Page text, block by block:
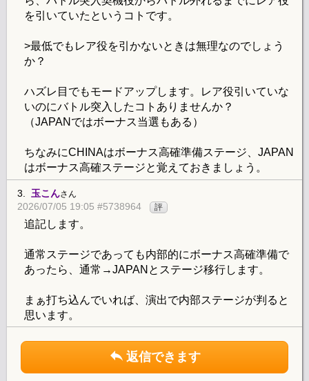
を引いていたというコトです。
>最低でもレア役を引かないときは無理なのでしょう
か？
ハズレ目でもモードアップします。レア役引いていな
いのにバトル突入したコトありませんか？
（JAPANではボーナス当選もある）
ちなみにCHINAはボーナス高確準備ステージ、JAPAN
はボーナス高確ステージと覚えておきましょう。
3. 玉こんさん
2026/07/05 19:05 #5738964 評
追記します。
通常ステージであっても内部的にボーナス高確準備で
あったら、通常→JAPANとステージ移行します。
まぁ打ち込んでいれば、演出で内部ステージが判ると
思います。
返信できます